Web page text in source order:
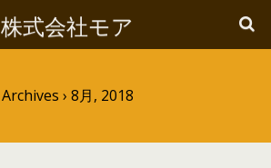
株式会社モア
Archives › 8月, 2018